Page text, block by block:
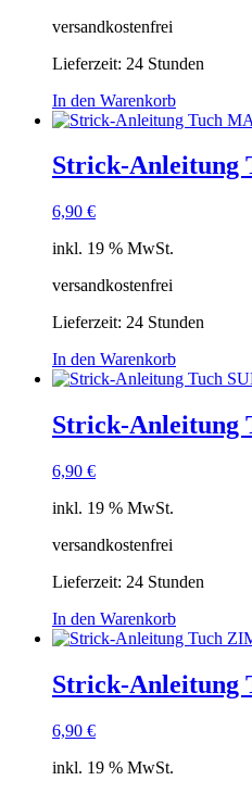
versandkostenfrei
Lieferzeit: 24 Stunden
In den Warenkorb
Strick-Anleitung
6,90 €
inkl. 19 % MwSt.
versandkostenfrei
Lieferzeit: 24 Stunden
In den Warenkorb
Strick-Anleitung
6,90 €
inkl. 19 % MwSt.
versandkostenfrei
Lieferzeit: 24 Stunden
In den Warenkorb
Strick-Anleitung
6,90 €
inkl. 19 % MwSt.